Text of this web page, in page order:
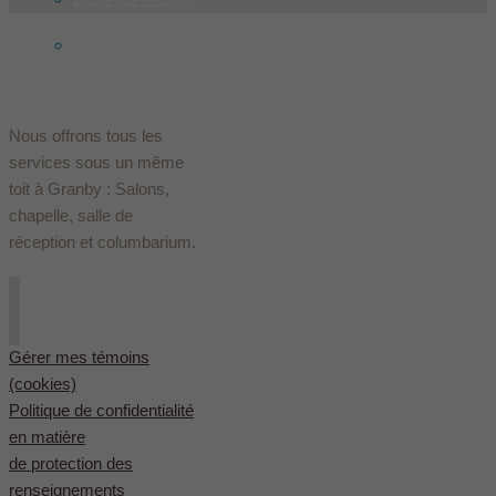
Nous offrons tous les
services sous un même
toit à Granby : Salons,
chapelle, salle de
réception et columbarium.
Gérer mes témoins
(cookies)
Politique de confidentialité
en matière
de protection des
renseignements